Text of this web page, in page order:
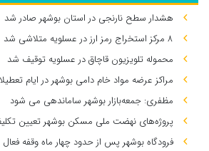
هشدار سطح نارنجی در استان بوشهر صادر شد
۸ مرکز استخراج رمز ارز در عسلویه متلاشی شد
محموله تلویزیون قاچاق در عسلویه توقیف شد
مراکز عرضه مواد خام دامی بوشهر در ایام
مظفری: جمعه‌بازار بوشهر ساماندهی می‌ شود
پروژه‌های نهضت ملی مسکن بوشهر تعیین
فرودگاه بوشهر پس از حدود چهار ماه وقفه